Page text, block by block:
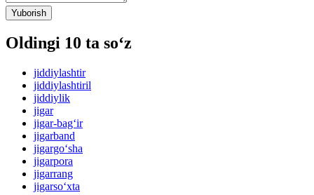
Yuborish
Oldingi 10 ta so‘z
jiddiylashtir
jiddiylashtiril
jiddiylik
jigar
jigar-bag‘ir
jigarband
jigargo‘sha
jigarpora
jigarrang
jigarso‘xta